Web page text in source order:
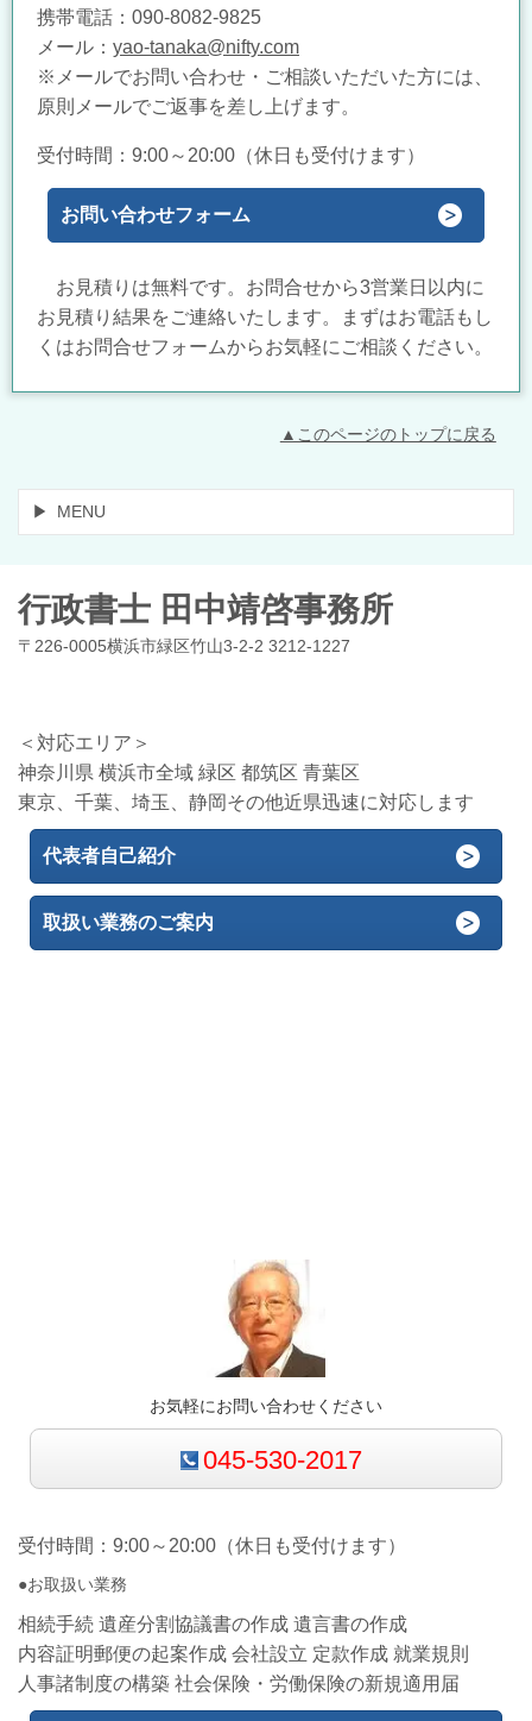
携帯電話：090-8082-9825
メール： yao-tanaka@nifty.com​
※メールでお問い合わせ・ご相談いただいた方には、
原則メールでご返事を差し上げます。
受付時間：9:00～20:00（休日も受付けます）
お問い合わせフォーム
お見積りは無料です。お問合せから3営業日以内に
お見積り結果をご連絡いたします。まずはお電話もし
くはお問合せフォームからお気軽にご相談ください。
▲このページのトップに戻る
MENU
行政書士 田中靖啓事務所
〒226-0005横浜市緑区竹山3-2-2 3212-1227
＜対応エリア＞
神奈川県 横浜市全域 緑区 都筑区 青葉区
東京、千葉、埼玉、静岡その他近県迅速に対応します
代表者自己紹介
取扱い業務のご案内
お気軽にお問い合わせください
045-530-2017
受付時間：9:00～20:00（休日も受付けます）
●お取扱い業務
相続手続 遺産分割協議書の作成 遺言書の作成
内容証明郵便の起案作成 会社設立 定款作成 就業規則
人事諸制度の構築 社会保険・労働保険の新規適用届